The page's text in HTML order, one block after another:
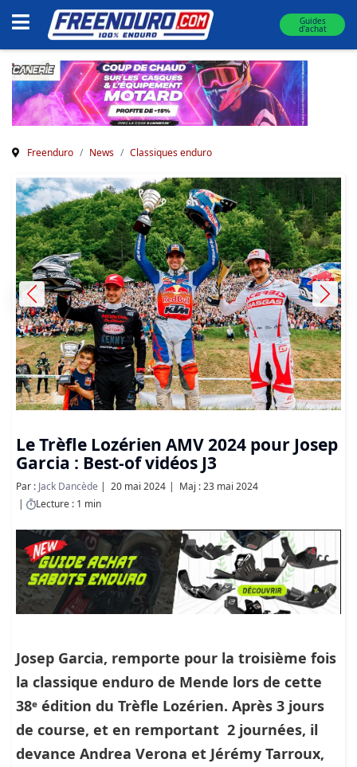
Guides
d'achat
Freenduro News Classiques enduro
Previous Next
Le Trèfle Lozérien AMV 2024 pour Josep
Garcia : Best-of vidéos J3
Par : Jack Dancède 20 mai 2024
Maj : 23 mai 2024
Lecture : 1 min
Josep Garcia, remporte pour la troisième fois
la classique enduro de Mende lors de cette
38ᵉ édition du Trèfle Lozérien. Après 3 jours
de course, et en remportant 2 journées, il
devance Andrea Verona et Jérémy Tarroux,